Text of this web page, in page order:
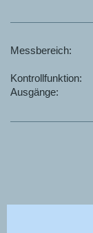
Ausgänge: